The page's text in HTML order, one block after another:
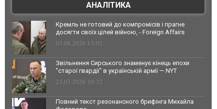
АНАЛІТИКА
Кремль не готовий до компромісів і прагне
досягти своїх цілей війною, - Foreign Affairs
03.08.2026 13:02
Звільнення Сирського знаменує кінець епохи
"старої гвардії" в українській армії — NYT
23.07.2026 10:32
Повний текст резонансного брифінга Михайла